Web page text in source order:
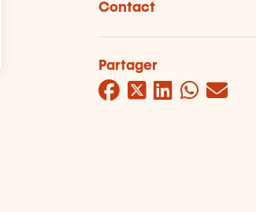
Contact
Partager
Facebook
Twitter
LinkedIn